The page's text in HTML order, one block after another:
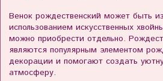
Венок рождественский может быть
использованием искусственных
можно приобрести отдельно.
являются популярным элементом
декорации и помогают создать
атмосферу.